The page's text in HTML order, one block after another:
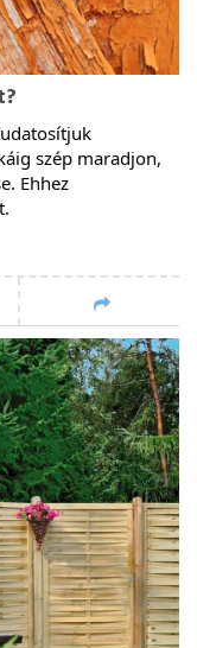
szép maradjon,
Ehhez